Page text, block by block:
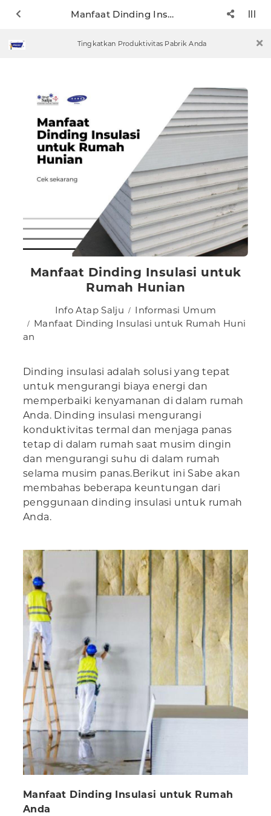
Manfaat Dinding Insulasi untuk Rumah Hunian
Tingkatkan Produktivitas Pabrik Anda
Manfaat Dinding Insulasi untuk
Rumah Hunian
Info Atap Salju
Informasi Umum
Manfaat Dinding Insulasi untuk Rumah Huni
an
Dinding insulasi adalah solusi yang tepat
untuk mengurangi biaya energi dan
memperbaiki kenyamanan di dalam rumah
Anda. Dinding insulasi mengurangi
konduktivitas termal dan menjaga panas
tetap di dalam rumah saat musim dingin
dan mengurangi suhu di dalam rumah
selama musim panas.Berikut ini Sabe akan
membahas beberapa keuntungan dari
penggunaan dinding insulasi untuk rumah
Anda.
Manfaat Dinding Insulasi untuk Rumah
Anda